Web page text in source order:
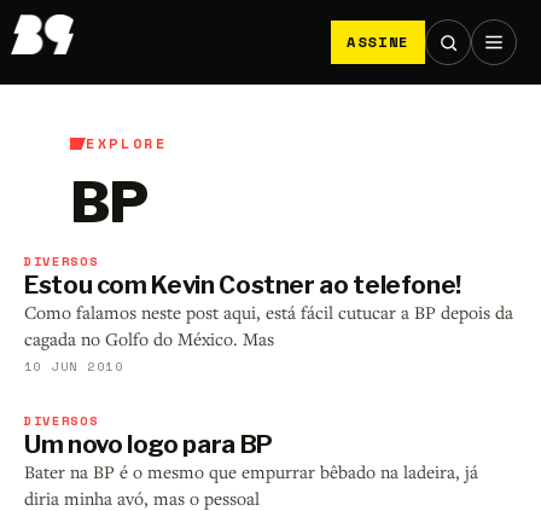
ASSINE
EXPLORE
BP
DIVERSOS
Estou com Kevin Costner ao telefone!
Como falamos neste post aqui, está fácil cutucar a BP depois da
cagada no Golfo do México. Mas
10 JUN 2010
DIVERSOS
Um novo logo para BP
Bater na BP é o mesmo que empurrar bêbado na ladeira, já
diria minha avó, mas o pessoal